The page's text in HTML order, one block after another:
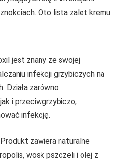
Oto lista zalet kremu
jest znany ze swojej
infekcji grzybiczych na
Działa zarówno
i przeciwgrzybiczo,
infekcję.
zawiera naturalne
wosk pszczeli i olej z